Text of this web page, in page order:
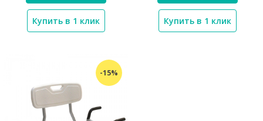
Купить в 1 клик Купить в 1 клик
-15%